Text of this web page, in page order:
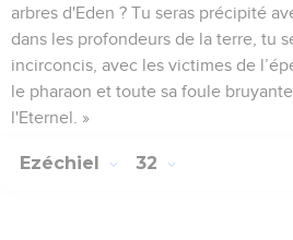
arbres d'Eden ? Tu seras précipité
dans les profondeurs de la terre, tu
incirconcis, avec les victimes de
le pharaon et toute sa foule
l'Eternel. »
Ezéchiel 32